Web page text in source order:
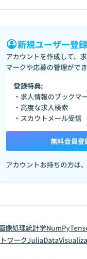
新規ユーザー登録
アカウントを作成して、
マークや応募の管理ができ
登録特典:
・求人情報のブックマ
・高度な求人検索
・スカウトメール受信
無料会員登
アカウントお持ちの方は、
像処理統計学NumPy
ワークJulia